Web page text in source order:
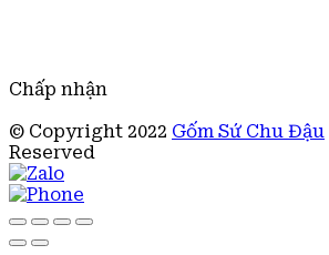
Chấp nhận
© Copyright 2022 Gốm Sứ Chu Đậu
Reserved